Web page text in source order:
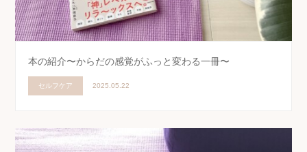
本の紹介〜からだの感覚がふっと変わる一冊〜
セルフケア 2025.05.22